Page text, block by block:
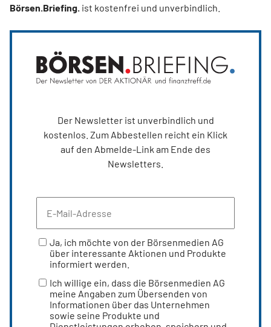
Börsen.Briefing. ist kostenfrei und unverbindlich.
Der Newsletter ist unverbindlich und
kostenlos. Zum Abbestellen reicht ein Klick
auf den Abmelde-Link am Ende des
Newsletters.
Ja, ich möchte von der Börsenmedien AG
über interessante Aktionen und Produkte
informiert werden.
Ich willige ein, dass die Börsenmedien AG
meine Angaben zum Übersenden von
Informationen über das Unternehmen
sowie seine Produkte und